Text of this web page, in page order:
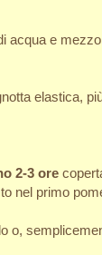
acqua e
elastica,
2-3 ore
nel primo
o,